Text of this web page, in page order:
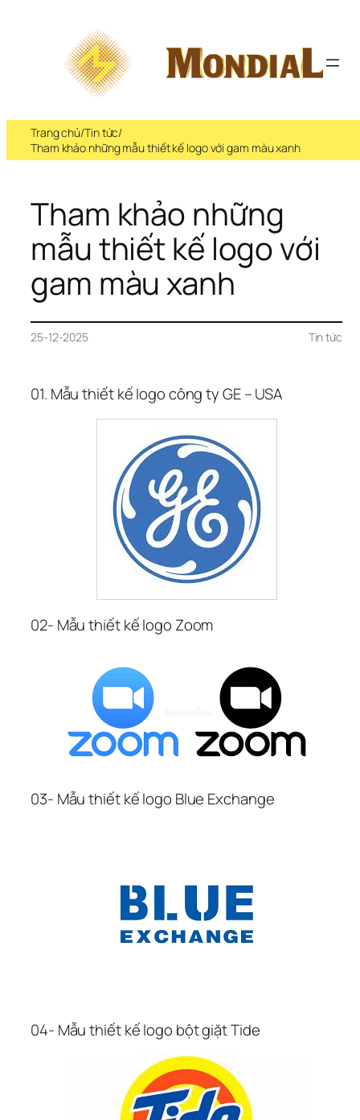
Trang chủ/Tin tức/
Tham khảo những mẫu thiết kế logo với gam màu xanh
Tham khảo những
mẫu thiết kế logo với
gam màu xanh
25-12-2025 Tin tức
01. Mẫu thiết kế logo công ty GE – USA
02- Mẫu thiết kế logo Zoom
03- Mẫu thiết kế logo Blue Exchange
04- Mẫu thiết kế logo bột giặt Tide